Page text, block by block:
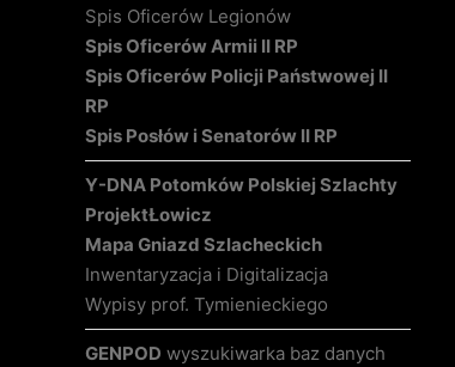
Spis Oficerów Legionów
Spis Oficerów Armii II RP
Spis Oficerów Policji Państwowej II
RP
Spis Posłów i Senatorów II RP
Y-DNA Potomków Polskiej Szlachty
ProjektŁowicz
Mapa Gniazd Szlacheckich
Inwentaryzacja i Digitalizacja
Wypisy prof. Tymienieckiego
GENPOD wyszukiwarka baz danych